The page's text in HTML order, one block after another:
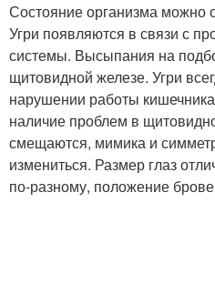
Состояние организма можно
Угри появляются в связи с
системы. Высыпания на
щитовидной железе. Угри
нарушении работы
наличие проблем в
смещаются, мимика и
измениться. Размер глаз
по-разному, положение